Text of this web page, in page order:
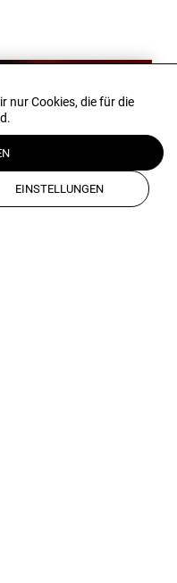
nur Cookies, die für die
EINSTELLUNGEN